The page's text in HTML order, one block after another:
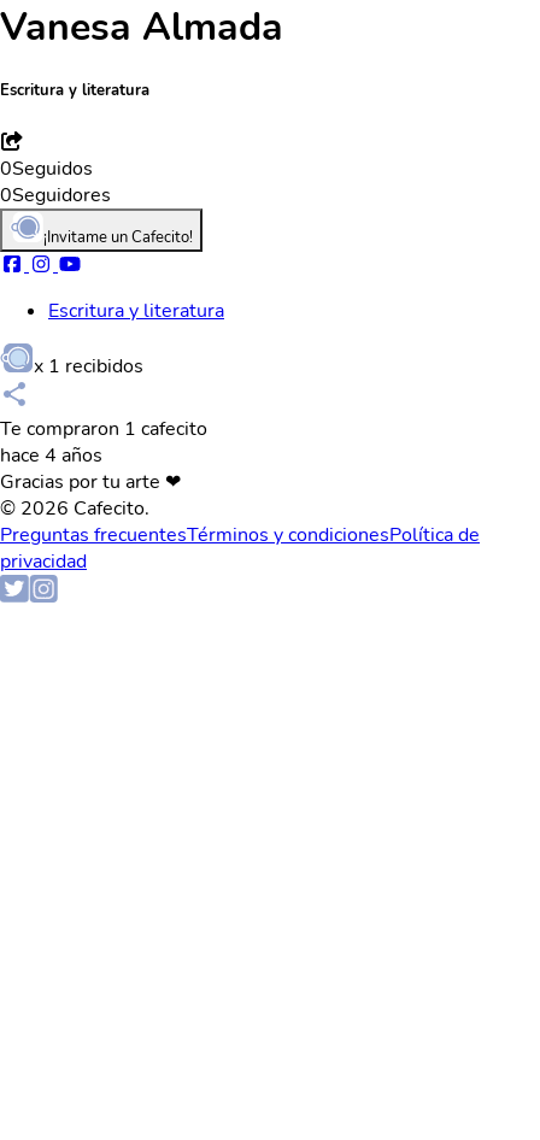
Vanesa Almada
Escritura y literatura
0Seguidos
0Seguidores
¡Invitame un Cafecito!
Escritura y literatura
x 1 recibidos
Te compraron 1 cafecito
hace 4 años
Gracias por tu arte ❤
© 2026 Cafecito.
Preguntas frecuentesTérminos y condicionesPolítica de
privacidad